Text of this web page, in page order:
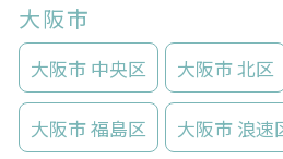
大阪市
大阪市 中央区 大阪市 北区
大阪市 福島区 大阪市 浪速